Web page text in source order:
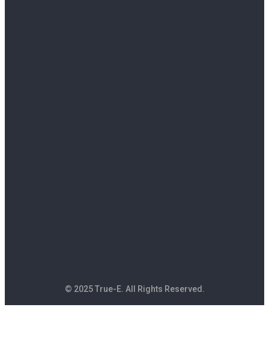
© 2025 True-E. All Rights Reserved.